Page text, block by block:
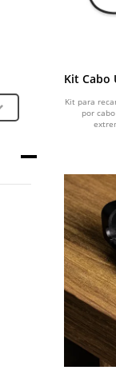
Kit Cabo
Kit para
por